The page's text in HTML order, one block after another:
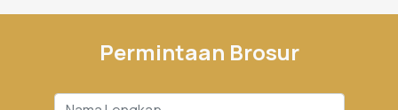
Permintaan Brosur